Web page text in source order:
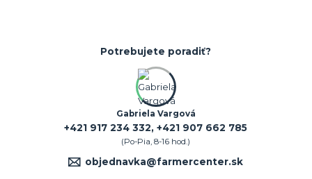
Potrebujete poradiť?
Gabriela Vargová
+421 917 234 332, +421 907 662 785
(Po-Pia, 8-16 hod.)
objednavka@farmercenter.sk